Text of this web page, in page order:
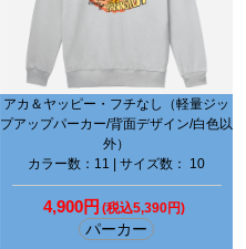
アカ＆ヤッピー・フチなし（軽量ジッ
プアップパーカー/背面デザイン/白色以
外）
カラー数：11 | サイズ数： 10
4,900円 (税込5,390円)
パーカー